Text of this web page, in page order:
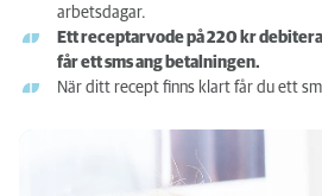
arbetsdagar.
Ett receptarvode på 220 kr
får ett sms ang betalningen.
När ditt recept finns klart får du ett